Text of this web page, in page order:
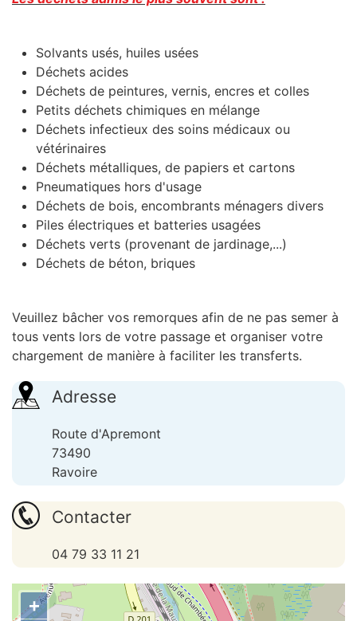
Solvants usés, huiles usées
Déchets acides
Déchets de peintures, vernis, encres et colles
Petits déchets chimiques en mélange
Déchets infectieux des soins médicaux ou
vétérinaires
Déchets métalliques, de papiers et cartons
Pneumatiques hors d'usage
Déchets de bois, encombrants ménagers divers
Piles électriques et batteries usagées
Déchets verts (provenant de jardinage,...)
Déchets de béton, briques
Veuillez bâcher vos remorques afin de ne pas semer à
tous vents lors de votre passage et organiser votre
chargement de manière à faciliter les transferts.
Adresse
Route d'Apremont
73490
Ravoire
Contacter
04 79 33 11 21
+